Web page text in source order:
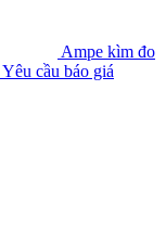
Ampe kìm đo
Yêu cầu báo giá